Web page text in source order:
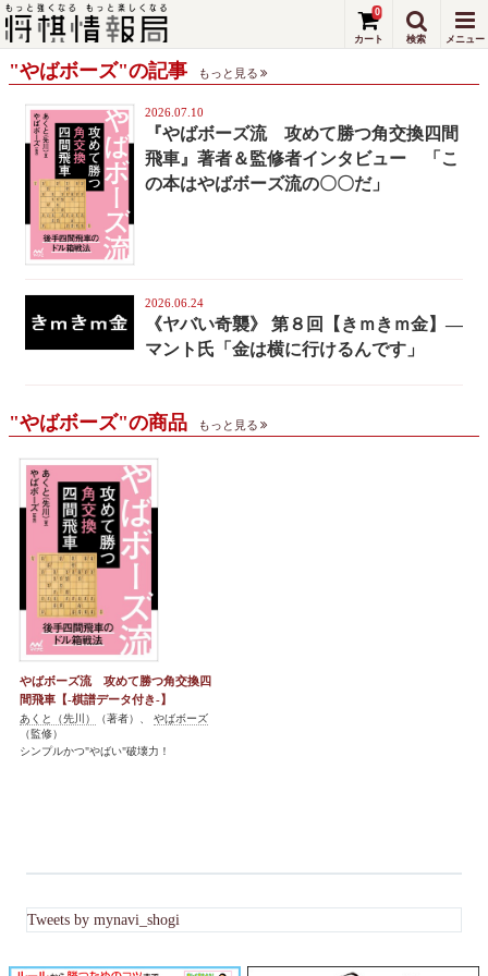
0
"やばボーズ"の記事 もっと見る
2026.07.10
『やばボーズ流 攻めて勝つ角交換四間
飛車』著者＆監修者インタビュー 「こ
の本はやばボーズ流の〇〇だ」
2026.06.24
《ヤバい奇襲》 第８回【きｍきｍ金】—
マント氏「金は横に行けるんです」
"やばボーズ"の商品 もっと見る
やばボーズ流 攻めて勝つ角交換四
間飛車【-棋譜データ付き-】
あくと（先川） （著者）、 やばボーズ
（監修）
シンプルかつ"やばい"破壊力！
Tweets by mynavi_shogi